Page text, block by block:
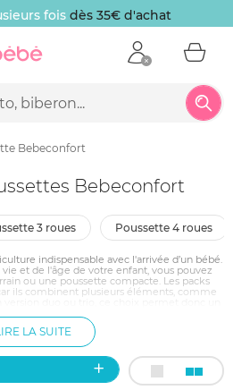
fois dès 35€ d'achat
Bebeconfort
Bebeconfort
3 roues poussette 4 roues
indispensable avec l'arrivée d’un bébé.
et de l'âge de votre enfant, vous pouvez
ou une poussette compacte. Les packs
ils combinent plusieurs éléments, comme
poussettes modernes, légères esthétiques
qui vous faciliteront la vie !
LA SUITE